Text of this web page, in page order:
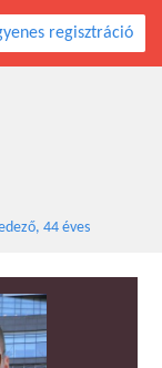
regisztráció
éves,
44 éves